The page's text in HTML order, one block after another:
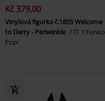
Kč 379,00
Vinylová figurka č.1855 Welcome
to Derry - Periwinkle
IT
Funko
Pop!